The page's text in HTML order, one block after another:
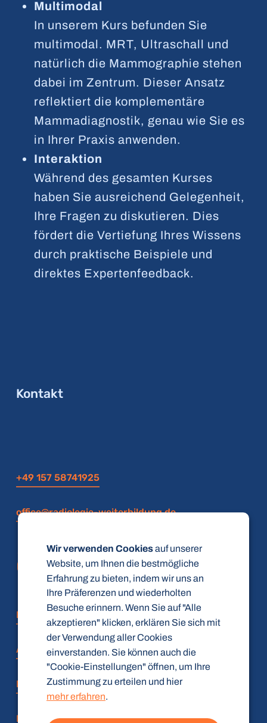
Multimodal
In unserem Kurs befunden Sie
multimodal. MRT, Ultraschall und
natürlich die Mammographie stehen
dabei im Zentrum. Dieser Ansatz
reflektiert die komplementäre
Mammadiagnostik, genau wie Sie es
in Ihrer Praxis anwenden.
Interaktion
Während des gesamten Kurses
haben Sie ausreichend Gelegenheit,
Ihre Fragen zu diskutieren. Dies
fördert die Vertiefung Ihres Wissens
durch praktische Beispiele und
direktes Expertenfeedback.
Kontakt
+49 157 58741925
office@radiologie-weiterbildung.de
FAQ
AGB
Datenschutz
Impressum
Wir verwenden Cookiesauf unserer
Website, um Ihnen die bestmögliche
Erfahrung zu bieten, indem wir uns an
Ihre Präferenzen und wiederholten
Besuche erinnern. Wenn Sie auf "Alle
akzeptieren" klicken, erklären Sie sich mit
der Verwendung aller Cookies
einverstanden. Sie können auch die
"Cookie-Einstellungen" öffnen, um Ihre
Zustimmung zu erteilen und hier
mehr erfahren.